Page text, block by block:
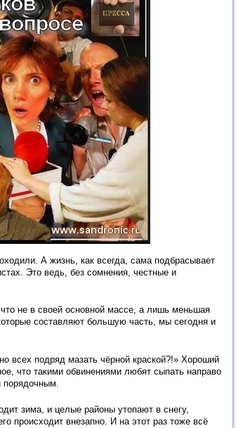
А жизнь, как всегда, сама подбрасывает
Это ведь, без сомнения, честные и
не в своей основной массе, а лишь меньшая
составляют большую часть, мы сегодня и
всех подряд мазать чёрной краской?!» Хороший
что такими обвинениями любят сыпать направо
порядочным.
зима, и целые районы утопают в снегу,
происходит внезапно. И на этот раз тоже всё